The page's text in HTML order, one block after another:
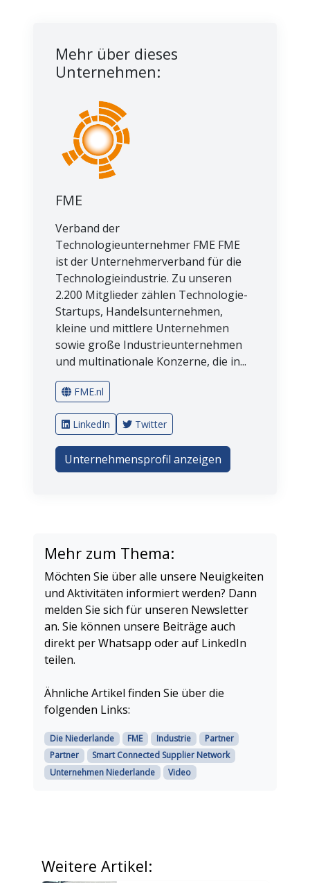
Mehr über dieses
Unternehmen:
FME
Verband der
Technologieunternehmer FME FME
ist der Unternehmerverband für die
Technologieindustrie. Zu unseren
2.200 Mitglieder zählen Technologie-
Startups, Handelsunternehmen,
kleine und mittlere Unternehmen
sowie große Industrieunternehmen
und multinationale Konzerne, die in...
FME.nl
LinkedIn Twitter
Unternehmensprofil anzeigen
Mehr zum Thema:
Möchten Sie über alle unsere Neuigkeiten
und Aktivitäten informiert werden? Dann
melden Sie sich für unseren Newsletter
an. Sie können unsere Beiträge auch
direkt per Whatsapp oder auf LinkedIn
teilen.
Ähnliche Artikel finden Sie über die
folgenden Links:
Die Niederlande FME Industrie
Partner
Partner
Smart Connected Supplier Network
Unternehmen Niederlande
Video
Weitere Artikel: